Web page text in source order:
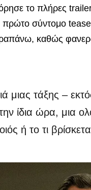
το πλήρες
σύντομο
καθώς
μιας τάξης –
ίδια ώρα, μια
ή το τι